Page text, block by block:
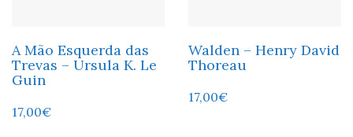
A Mão Esquerda das
Trevas – Ursula K. Le
Guin
17,00€
Walden – Henry David
Thoreau
17,00€